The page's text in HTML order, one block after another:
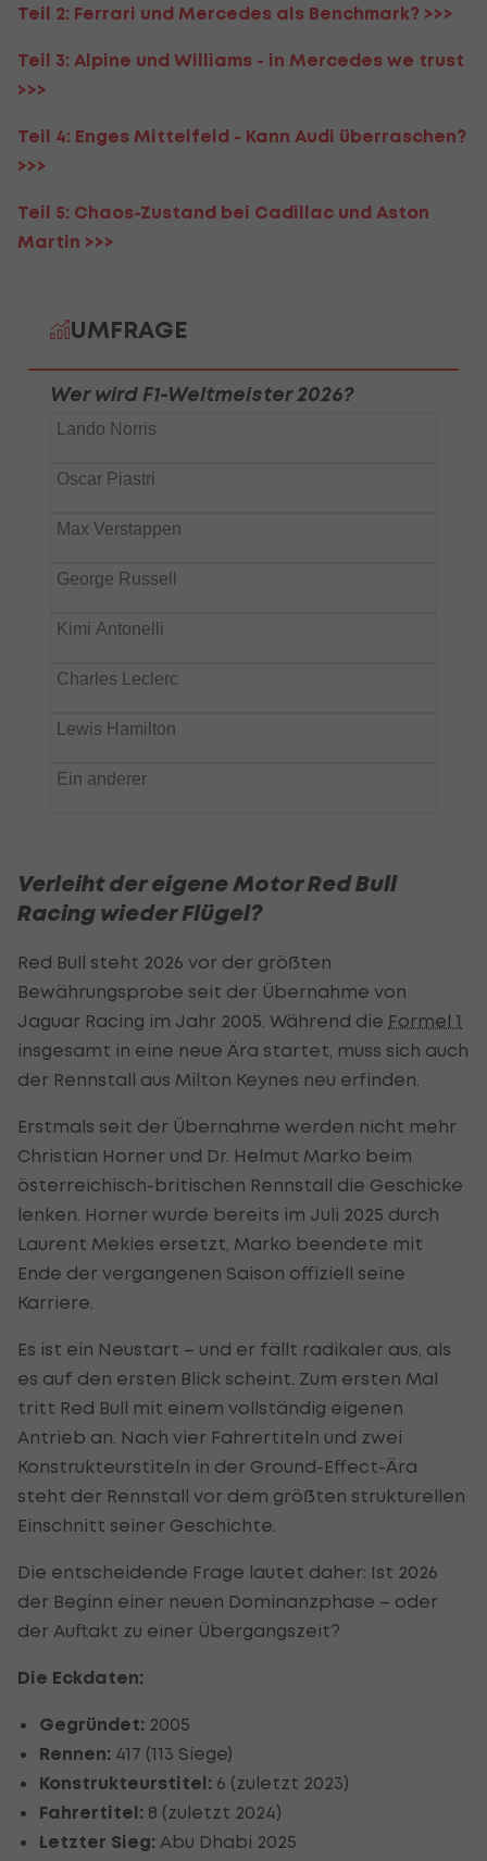
Teil 2: Ferrari und Mercedes als Benchmark? >>>
Teil 3: Alpine und Williams - in Mercedes we trust
>>>
Teil 4: Enges Mittelfeld - Kann Audi überraschen?
>>>
Teil 5: Chaos-Zustand bei Cadillac und Aston
Martin >>>
Verleiht der eigene Motor Red Bull
Racing wieder Flügel?
Red Bull steht 2026 vor der größten
Bewährungsprobe seit der Übernahme von
Jaguar Racing im Jahr 2005. Während die Formel 1
insgesamt in eine neue Ära startet, muss sich auch
der Rennstall aus Milton Keynes neu erfinden.
Erstmals seit der Übernahme werden nicht mehr
Christian Horner und Dr. Helmut Marko beim
österreichisch-britischen Rennstall die Geschicke
lenken. Horner wurde bereits im Juli 2025 durch
Laurent Mekies ersetzt, Marko beendete mit
Ende der vergangenen Saison offiziell seine
Karriere.
Es ist ein Neustart – und er fällt radikaler aus, als
es auf den ersten Blick scheint. Zum ersten Mal
tritt Red Bull mit einem vollständig eigenen
Antrieb an. Nach vier Fahrertiteln und zwei
Konstrukteurstiteln in der Ground-Effect-Ära
steht der Rennstall vor dem größten strukturellen
Einschnitt seiner Geschichte.
Die entscheidende Frage lautet daher: Ist 2026
der Beginn einer neuen Dominanzphase – oder
der Auftakt zu einer Übergangszeit?
Die Eckdaten:
Gegründet: 2005
Rennen: 417 (113 Siege)
Konstrukteurstitel: 6 (zuletzt 2023)
Fahrertitel: 8 (zuletzt 2024)
Letzter Sieg: Abu Dhabi 2025